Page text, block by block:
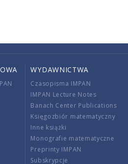
WYDAWNICTWA
Czasopisma IMPAN
IMPAN Lecture Notes
Banach Center Publications
Księgozbiór matematyczny
Inne książki
Monografie matematyczne
Preprinty IMPAN
Subskrypcje